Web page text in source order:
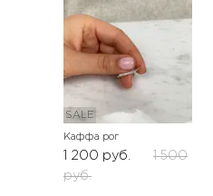
SALE
Каффа рог
1 200 руб.
1 500
руб.